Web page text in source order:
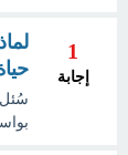
1
إجابة
سُئل